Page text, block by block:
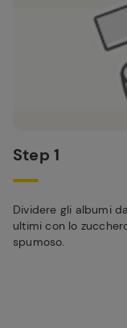
Step 1
Dividere gli albumi
ultimi con lo
spumoso.